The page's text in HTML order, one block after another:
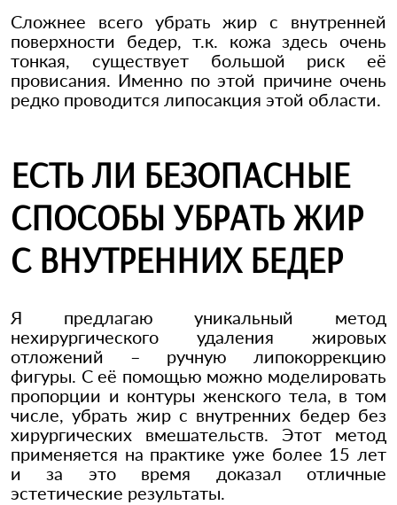
Сложнее всего убрать жир с внутренней
поверхности бедер, т.к. кожа здесь очень
тонкая, существует большой риск её
провисания. Именно по этой причине очень
редко проводится липосакция этой области.
ЕСТЬ ЛИ БЕЗОПАСНЫЕ
СПОСОБЫ УБРАТЬ ЖИР
С ВНУТРЕННИХ БЕДЕР
Я предлагаю уникальный метод
нехирургического удаления жировых
отложений – ручную липокоррекцию
фигуры. С её помощью можно моделировать
пропорции и контуры женского тела, в том
числе, убрать жир с внутренних бедер без
хирургических вмешательств. Этот метод
применяется на практике уже более 15 лет
и за это время доказал отличные
эстетические результаты.